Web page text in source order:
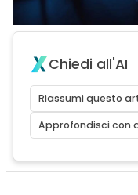
Chiedi all'AI
Riassumi questo
Approfondisci con